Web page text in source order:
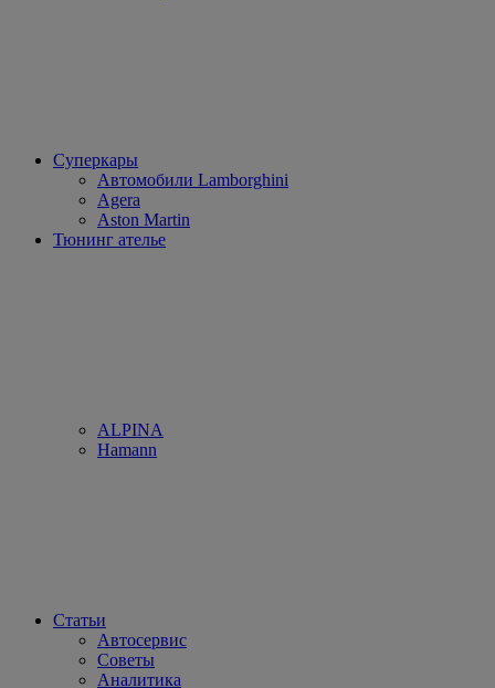
Суперкары
Автомобили Lamborghini
Agera
Aston Martin
Тюнинг ателье
ALPINA
Hamann
Статьи
Автосервис
Советы
Аналитика